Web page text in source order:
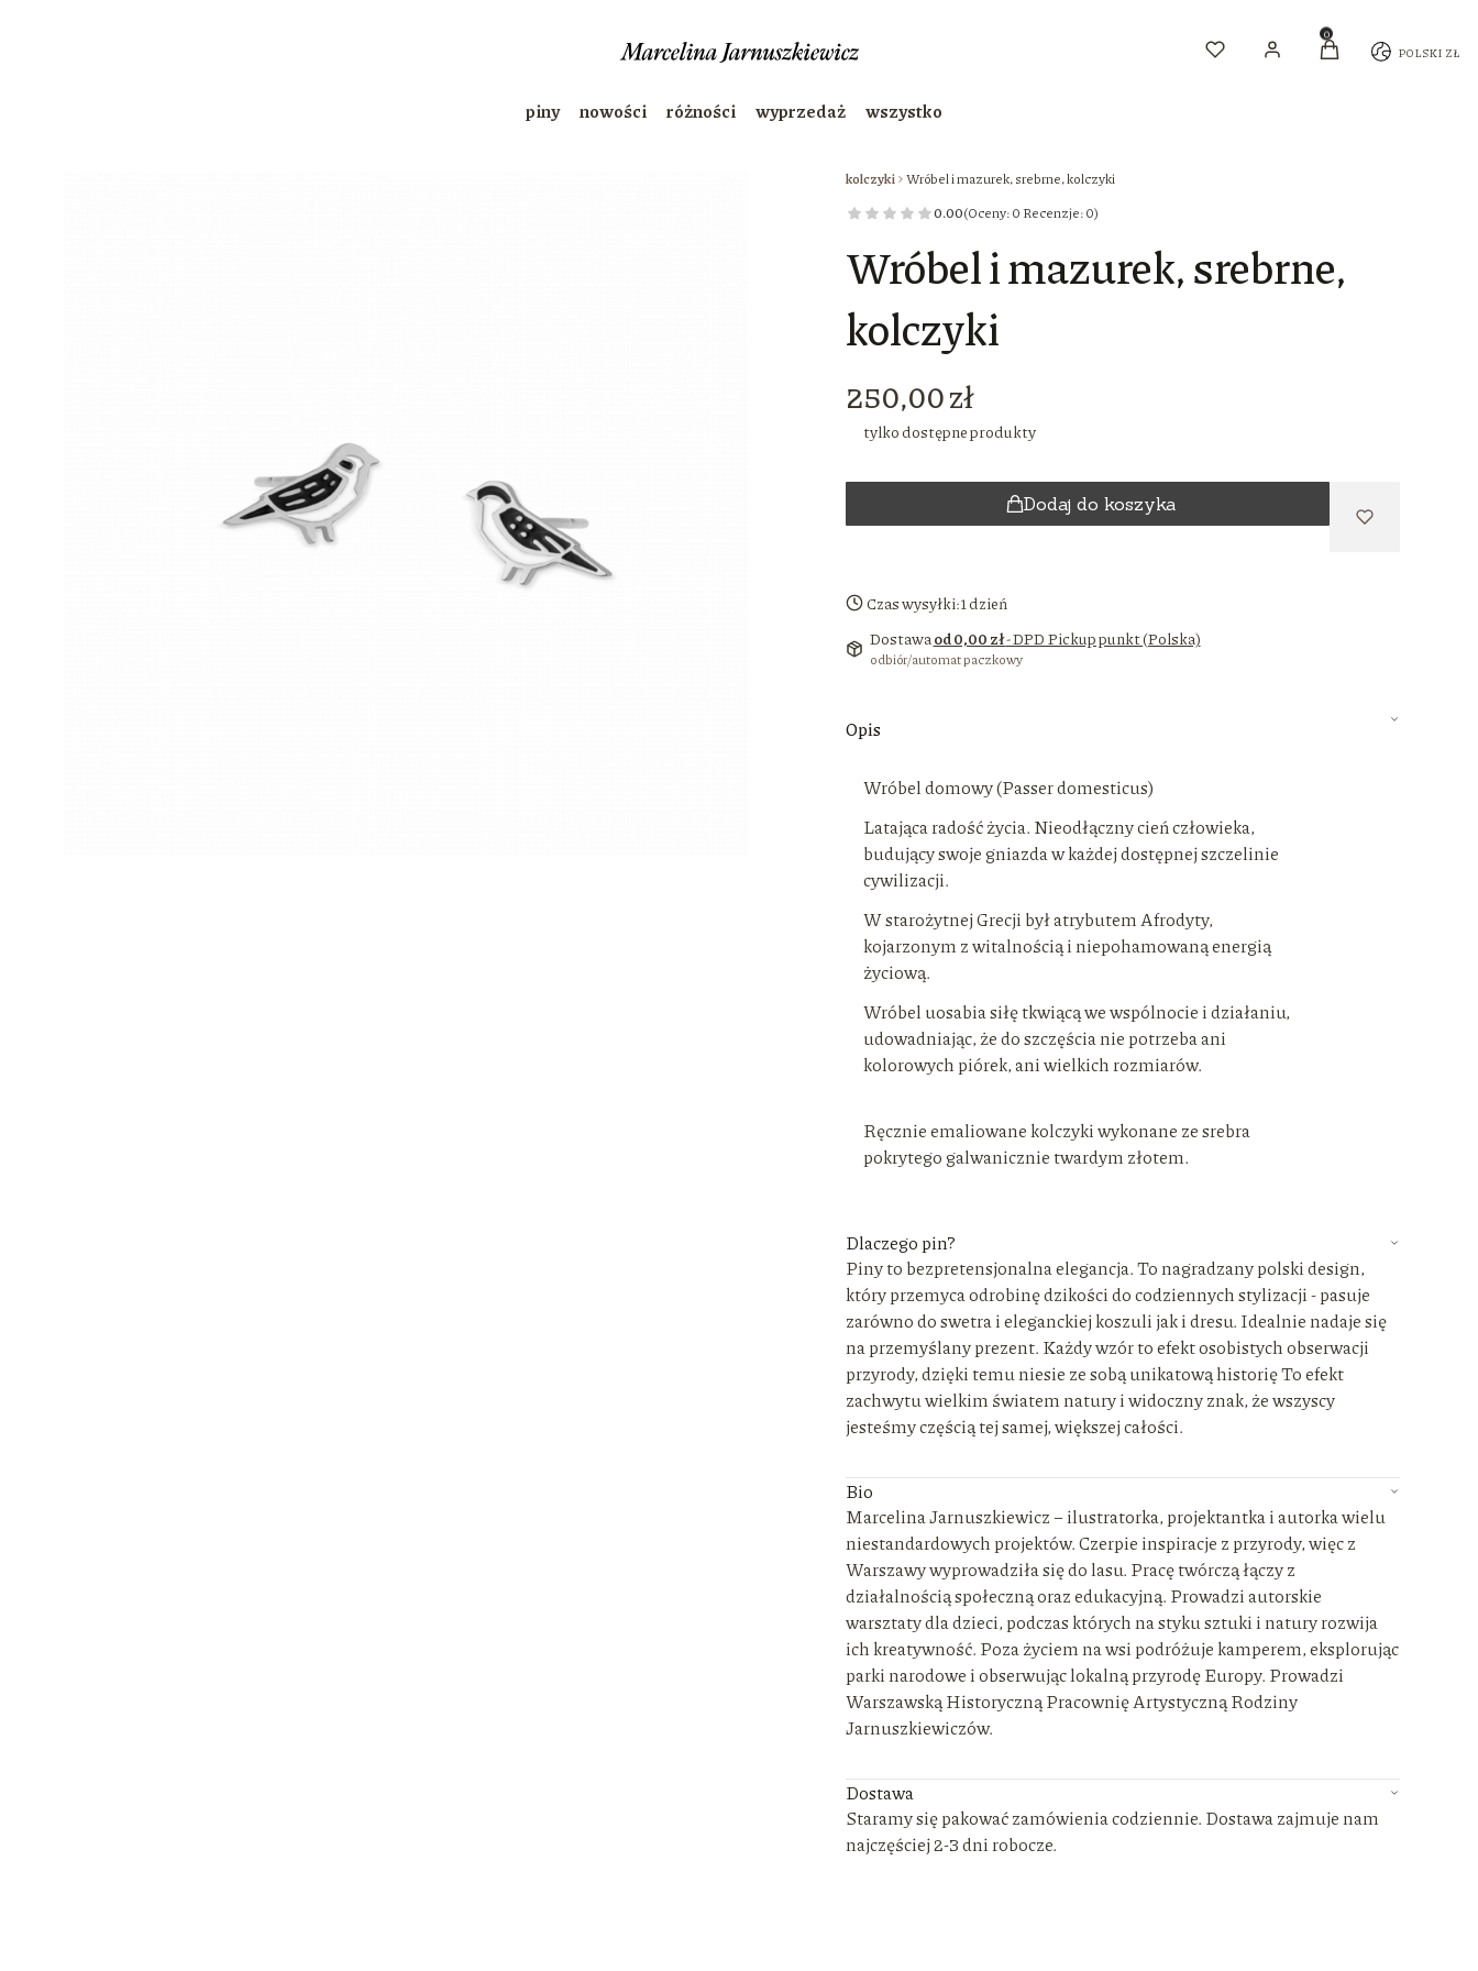
UlubioneZaloguj sięProdukty w
Koszyk POLSKI ZŁ
piny nowości różności wyprzedaż wszystko
kolczyki
Wróbel i mazurek, srebrne, kolczyki
0.00(Oceny: 0 Recenzje: 0)
Wróbel i mazurek, srebrne,
kolczyki
Cena
250,00 zł
tylko dostępne produkty
Dodaj do koszyka
Czas wysyłki:1 dzień
Dostawaod 0,00 zł- DPD Pickup punkt (Polska)
odbiór/automat paczkowy
Opis
Wróbel domowy (Passer domesticus)
Latająca radość życia. Nieodłączny cień człowieka,
budujący swoje gniazda w każdej dostępnej szczelinie
cywilizacji.
W starożytnej Grecji był atrybutem Afrodyty,
kojarzonym z witalnością i niepohamowaną energią
życiową.
Wróbel uosabia siłę tkwiącą we wspólnocie i działaniu,
udowadniając, że do szczęścia nie potrzeba ani
kolorowych piórek, ani wielkich rozmiarów.
Ręcznie emaliowane kolczyki wykonane ze srebra
pokrytego galwanicznie twardym złotem.
Dlaczego pin?
Piny to bezpretensjonalna elegancja. To nagradzany polski design,
który przemyca odrobinę dzikości do codziennych stylizacji - pasuje
zarówno do swetra i eleganckiej koszuli jak i dresu. Idealnie nadaje się
na przemyślany prezent. Każdy wzór to efekt osobistych obserwacji
przyrody, dzięki temu niesie ze sobą unikatową historię To efekt
zachwytu wielkim światem natury i widoczny znak, że wszyscy
jesteśmy częścią tej samej, większej całości.
Bio
Marcelina Jarnuszkiewicz – ilustratorka, projektantka i autorka wielu
niestandardowych projektów. Czerpie inspiracje z przyrody, więc z
Warszawy wyprowadziła się do lasu. Pracę twórczą łączy z
działalnością społeczną oraz edukacyjną. Prowadzi autorskie
warsztaty dla dzieci, podczas których na styku sztuki i natury rozwija
ich kreatywność. Poza życiem na wsi podróżuje kamperem, eksplorując
parki narodowe i obserwując lokalną przyrodę Europy. Prowadzi
Warszawską Historyczną Pracownię Artystyczną Rodziny
Jarnuszkiewiczów.
Dostawa
Staramy się pakować zamówienia codziennie. Dostawa zajmuje nam
najczęściej 2-3 dni robocze.